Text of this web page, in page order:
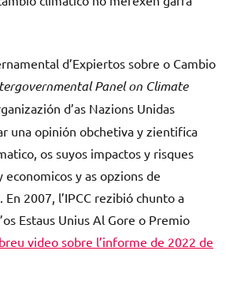
d’Expiertos sobre o Cambio
Panel on Climate
d’as Nazions Unidas​
una opinión obchetiva y zientifica
os suyos impactos y risques
y as opzions de
2007, l’IPCC rezibió chunto a
Estaus Unius Al Gore o Premio
video sobre l’informe de 2022 de